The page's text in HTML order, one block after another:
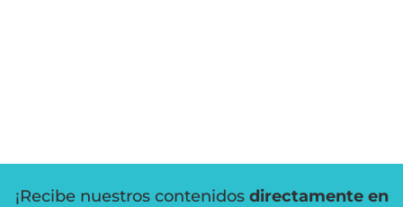
¡Recibe nuestros contenidos directamente en